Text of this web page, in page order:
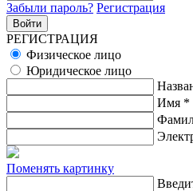
Забыли пароль? Регистрация
РЕГИСТРАЦИЯ
Физическое лицо
Юридическое лицо
Имя *
Поменять картинку